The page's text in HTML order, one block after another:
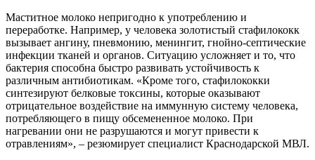
Маститное молоко непригодно к упо­треблению и
переработке. Например, у человека золотистый стафилококк
вы­зывает ангину, пневмонию, менингит, гнойно-септические
инфекции тканей и органов. Ситуацию усложняет и то, что
бактерия способна быстро развивать устойчивость к
различным антибиотикам. «Кроме того, стафилококки
синтезируют белковые токсины, которые оказывают
отрицательное воздействие на иммунную систему человека,
потребляющего в пищу обсемененное молоко. При
нагревании они не разрушаются и могут привести к
отравлениям», – резюмирует специалист Краснодарской МВЛ.